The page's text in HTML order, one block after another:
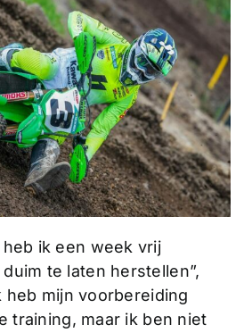
heb ik een week vrij
te laten herstellen”,
heb mijn voorbereiding
training, maar ik ben niet